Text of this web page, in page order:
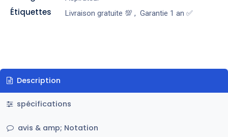
Étiquettes Livraison gratuite 💯 , Garantie 1 an ✅
Description
spécifications
avis & amp; Notation